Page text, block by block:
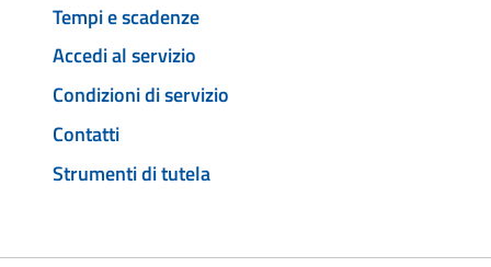
Tempi e scadenze
Accedi al servizio
Condizioni di servizio
Contatti
Strumenti di tutela